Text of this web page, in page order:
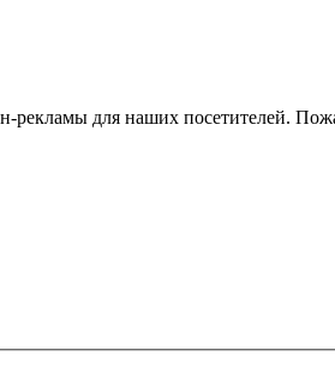
для наших посетителей.